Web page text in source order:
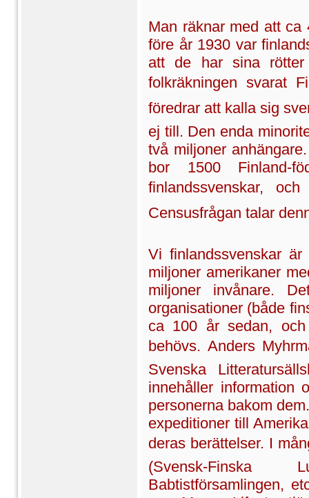
Man räknar med att ca
före år 1930 var
att de har sina
folkräkningen svarat
föredrar att kalla sig
ej till. Den enda
två miljoner
bor 1500 Finland-
finlandssvenskar,
Censusfrågan talar
Vi finlandssvenskar
miljoner amerikaner
miljoner invånare.
organisationer (både
ca 100 år sedan,
behövs. Anders
Svenska
innehåller information
personerna bakom
expeditioner till
deras berättelser. I
(Svensk-Finska
Babtistförsamlingen,